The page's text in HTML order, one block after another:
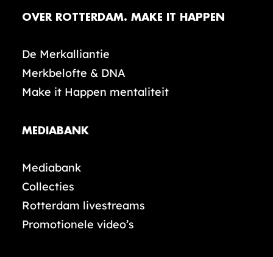
OVER ROTTERDAM. MAKE IT HAPPEN
De Merkalliantie
Merkbelofte & DNA
Make it Happen mentaliteit
MEDIABANK
Mediabank
Collecties
Rotterdam livestreams
Promotionele video’s